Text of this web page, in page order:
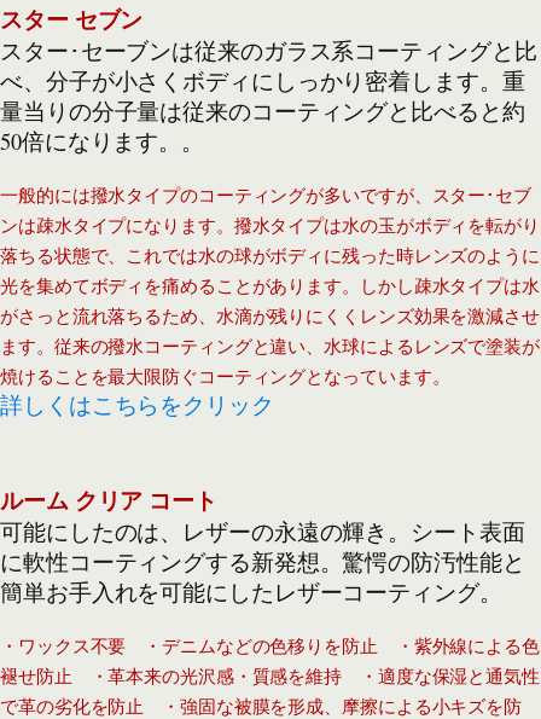
スター セブン
スター･セーブンは従来のガラス系コーティングと比
べ、分子が小さくボディにしっかり密着します。重
量当りの分子量は従来のコーティングと比べると約
50倍になります。。
一般的には撥水タイプのコーティングが多いですが、スター･セブ
ンは疎水タイプになります。撥水タイプは水の玉がボディを転がり
落ちる状態で、これでは水の球がボディに残った時レンズのように
光を集めてボディを痛めることがあります。しかし疎水タイプは水
がさっと流れ落ちるため、水滴が残りにくくレンズ効果を激減させ
ます。従来の撥水コーティングと違い、水球によるレンズで塗装が
焼けることを最大限防ぐコーティングとなっています。
詳しくはこちらをクリック
ルーム クリア コート
可能にしたのは、レザーの永遠の輝き。シート表面
に軟性コーティングする新発想。驚愕の防汚性能と
簡単お手入れを可能にしたレザーコーティング。
・ワックス不要 ・デニムなどの色移りを防止 ・紫外線による色
褪せ防止 ・革本来の光沢感・質感を維持 ・適度な保湿と通気性
で革の劣化を防止 ・強固な被膜を形成、摩擦による小キズを防